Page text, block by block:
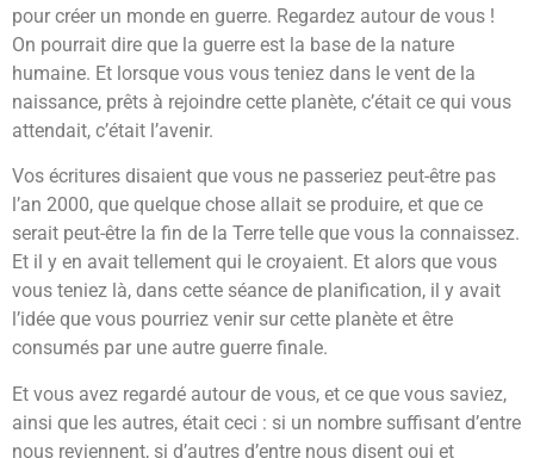
pour créer un monde en guerre. Regardez autour de vous !
On pourrait dire que la guerre est la base de la nature
humaine. Et lorsque vous vous teniez dans le vent de la
naissance, prêts à rejoindre cette planète, c’était ce qui vous
attendait, c’était l’avenir.
Vos écritures disaient que vous ne passeriez peut-être pas
l’an 2000, que quelque chose allait se produire, et que ce
serait peut-être la fin de la Terre telle que vous la connaissez.
Et il y en avait tellement qui le croyaient. Et alors que vous
vous teniez là, dans cette séance de planification, il y avait
l’idée que vous pourriez venir sur cette planète et être
consumés par une autre guerre finale.
Et vous avez regardé autour de vous, et ce que vous saviez,
ainsi que les autres, était ceci : si un nombre suffisant d’entre
nous reviennent, si d’autres d’entre nous disent oui et